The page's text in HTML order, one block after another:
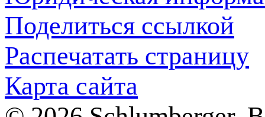
Поделиться ссылкой
Распечатать страницу
Карта сайта